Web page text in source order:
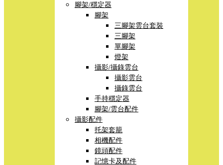
腳架/穩定器
腳架
三腳架雲台套裝
三腳架
單腳架
燈架
攝影/攝錄雲台
攝影雲台
攝錄雲台
手持穩定器
腳架/雲台配件
攝影配件
托架套籠
相機配件
鏡頭配件
記憶卡及配件